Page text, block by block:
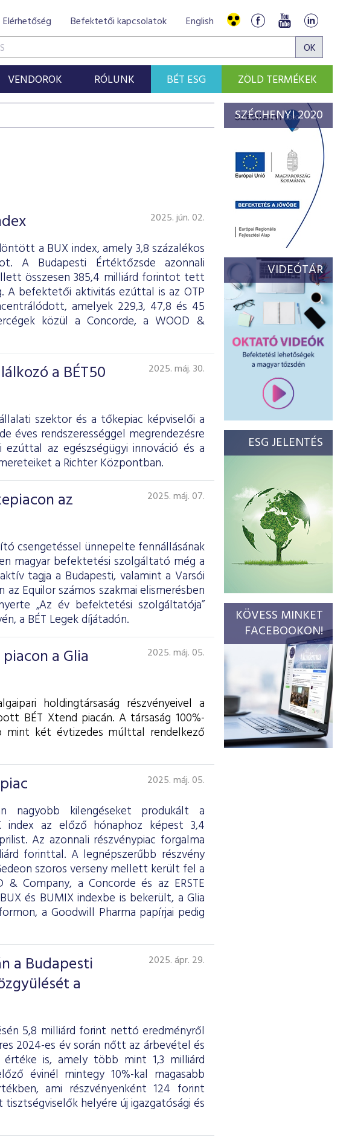
Elérhetőség Befektetői kapcsolatok English
VENDOROK RÓLUNK BÉT ESG ZÖLD TERMÉKEK
2025. jún. 02.
a BUX index, amely 3,8 százalékos
A Budapesti Értéktőzsde azonnali
összesen 385,4 milliárd forintot tett
A befektetői aktivitás ezúttal is az OTP
amelyek 229,3, 47,8 és 45
közül a Concorde, a WOOD &
a BÉT50
2025. máj. 30.
szektor és a tőkepiac képviselői a
éves rendszerességgel megrendezésre
az egészségügyi innováció és a
a Richter Központban.
az
2025. máj. 07.
csengetéssel ünnepelte fennállásának
magyar befektetési szolgáltató még a
tagja a Budapesti, valamint a Varsói
Equilor számos szakmai elismerésben
„Az év befektetési szolgáltatója”
a BÉT Legek díjátadón.
a Glia
2025. máj. 05.
holdingtársaság részvényeivel a
BÉT Xtend piacán. A társaság 100%-
két évtizedes múlttal rendelkező
2025. máj. 05.
nagyobb kilengéseket produkált a
index az előző hónaphoz képest 3,4
Az azonnali részvénypiac forgalma
forinttal. A legnépszerűbb részvény
szoros verseny mellett került fel a
Company, a Concorde és az ERSTE
és BUMIX indexbe is bekerült, a Glia
a Goodwill Pharma papírjai pedig
a Budapesti
a
2025. ápr. 29.
5,8 milliárd forint nettó eredményről
2024-es év során nőtt az árbevétel és
értéke is, amely több mint 1,3 milliárd
évinél mintegy 10%-kal magasabb
ami részvényenként 124 forint
helyére új igazgatósági és
SZÉCHENYI 2020
VIDEÓTÁR
ESG JELENTÉS
KÖVESS MINKET
FACEBOOKON!